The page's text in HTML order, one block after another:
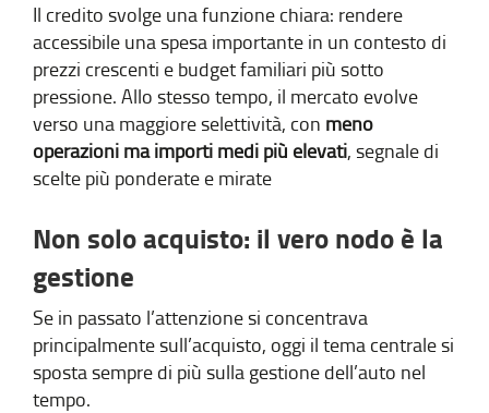
Il credito svolge una funzione chiara: rendere
accessibile una spesa importante in un contesto di
prezzi crescenti e budget familiari più sotto
pressione. Allo stesso tempo, il mercato evolve
verso una maggiore selettività, con meno
operazioni ma importi medi più elevati, segnale di
scelte più ponderate e mirate
Non solo acquisto: il vero nodo è la
gestione
Se in passato l’attenzione si concentrava
principalmente sull’acquisto, oggi il tema centrale si
sposta sempre di più sulla gestione dell’auto nel
tempo.